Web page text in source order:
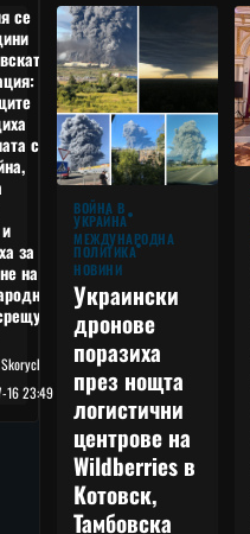
се
си
за
на
16 23:49
ВОЙНА В
УКРАЙНА
МЕЖДУНАРОДНА
ПОЛИТИКА
НОВИНИ
Украински
дронове
поразиха
през нощта
логистични
центрове на
Wildberries в
Котовск,
Тамбовска